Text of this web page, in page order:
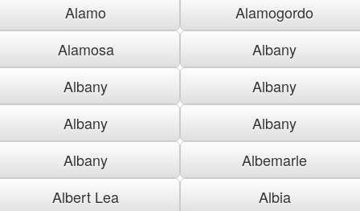
Alamo
Alamogordo
Alamosa
Albany
Albany
Albany
Albany
Albany
Albany
Albemarle
Albert Lea
Albia